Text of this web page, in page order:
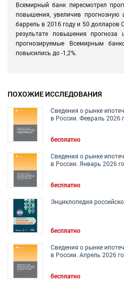
Всемирный банк пересмотрел
повышения, увеличив
баррель в 2016 году и 50 долларов
результате повышения
прогнозируемые Всемирным
повысились до -1,2%.
ПОХОЖИЕ ИССЛЕДОВАНИЯ
Сведения о рынке
в России. Февраль 2026
бесплатно
Сведения о рынке
в России. Январь 2026
бесплатно
Энциклопедия
бесплатно
Сведения о рынке
в России. Апрель 2026
бесплатно